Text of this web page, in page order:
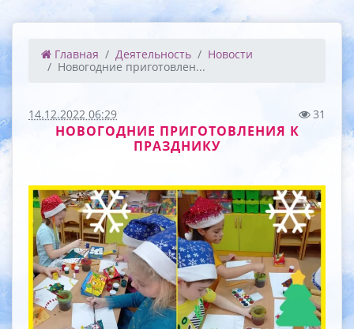
Главная Деятельность
Новости
Новогодние приготовлен...
14.12.2022 06:29 31
НОВОГОДНИЕ ПРИГОТОВЛЕНИЯ К
ПРАЗДНИКУ